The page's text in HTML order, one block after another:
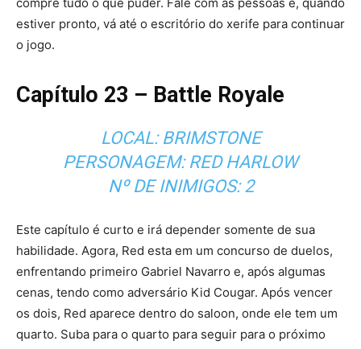
estiver pronto, vá até o escritório do xerife para continuar
o jogo.
Capítulo 23 – Battle Royale
LOCAL: BRIMSTONE
PERSONAGEM: RED HARLOW
Nº DE INIMIGOS: 2
Este capítulo é curto e irá depender somente de sua
habilidade. Agora, Red esta em um concurso de duelos,
enfrentando primeiro Gabriel Navarro e, após algumas
cenas, tendo como adversário Kid Cougar. Após vencer
os dois, Red aparece dentro do saloon, onde ele tem um
quarto. Suba para o quarto para seguir para o próximo